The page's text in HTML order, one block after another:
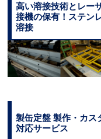
高い溶接技術とレー
接機の保有！ステン
溶接
製缶定盤 製作・カス
対応サービス